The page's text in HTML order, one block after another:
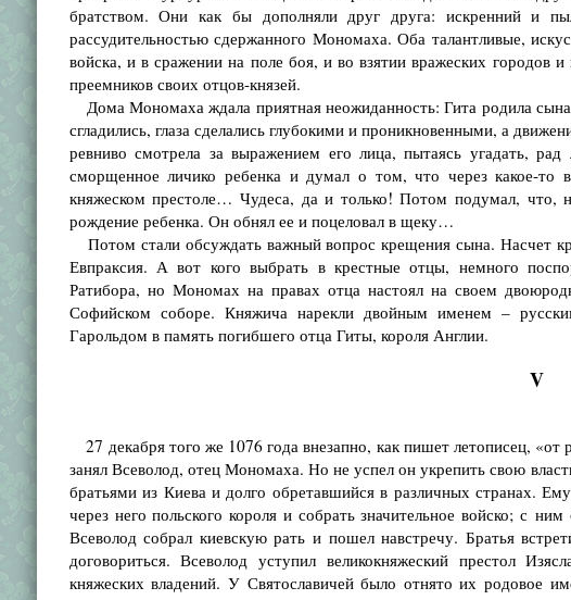
братством. Они как бы дополняли друг друга: искренний и
рассудительностью сдержанного Мономаха. Оба талантливые,
войска, и в сражении на поле боя, и во взятии вражеских городов
преемников своих отцов-князей.
Дома Мономаха ждала приятная неожиданность: Гита родила
сгладились, глаза сделались глубокими и проникновенными, а
ревниво смотрела за выражением его лица, пытаясь угадать,
сморщенное личико ребенка и думал о том, что через какое-то
княжеском престоле… Чудеса, да и только! Потом подумал, что,
рождение ребенка. Он обнял ее и поцеловал в щеку…
Потом стали обсуждать важный вопрос крещения сына. Насчет
Евпраксия. А вот кого выбрать в крестные отцы, немного
Ратибора, но Мономах на правах отца настоял на своем
Софийском соборе. Княжича нарекли двойным именем –
Гарольдом в память погибшего отца Гиты, короля Англии.
V
27 декабря того же 1076 года внезапно, как пишет летописец, «от
занял Всеволод, отец Мономаха. Но не успел он укрепить свою
братьями из Киева и долго обретавшийся в различных странах.
через него польского короля и собрать значительное войско; с
Всеволод собрал киевскую рать и пошел навстречу. Братья
договориться. Всеволод уступил великокняжеский престол
княжеских владений. У Святославичей было отнято их родовое